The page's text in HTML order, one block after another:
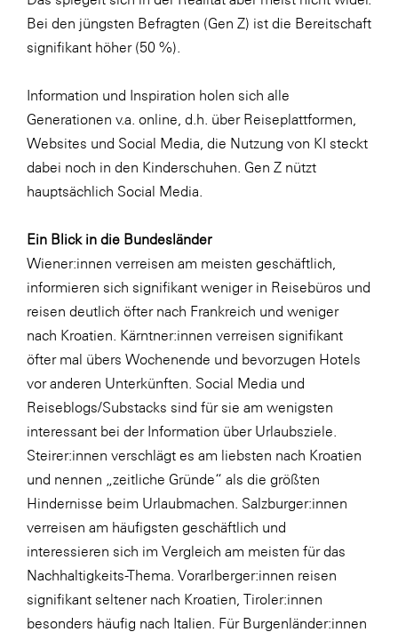
Bei den jüngsten Befragten (Gen Z) ist die Bereitschaft
signifikant höher (50 %).
Information und Inspiration holen sich alle
Generationen v.a. online, d.h. über Reiseplattformen,
Websites und Social Media, die Nutzung von KI steckt
dabei noch in den Kinderschuhen. Gen Z nützt
hauptsächlich Social Media.
Ein Blick in die Bundesländer
Wiener:innen verreisen am meisten geschäftlich,
informieren sich signifikant weniger in Reisebüros und
reisen deutlich öfter nach Frankreich und weniger
nach Kroatien. Kärntner:innen verreisen signifikant
öfter mal übers Wochenende und bevorzugen Hotels
vor anderen Unterkünften. Social Media und
Reiseblogs/Substacks sind für sie am wenigsten
interessant bei der Information über Urlaubsziele.
Steirer:innen verschlägt es am liebsten nach Kroatien
und nennen „zeitliche Gründe“ als die größten
Hindernisse beim Urlaubmachen. Salzburger:innen
verreisen am häufigsten geschäftlich und
interessieren sich im Vergleich am meisten für das
Nachhaltigkeits-Thema. Vorarlberger:innen reisen
signifikant seltener nach Kroatien, Tiroler:innen
besonders häufig nach Italien. Für Burgenländer:innen